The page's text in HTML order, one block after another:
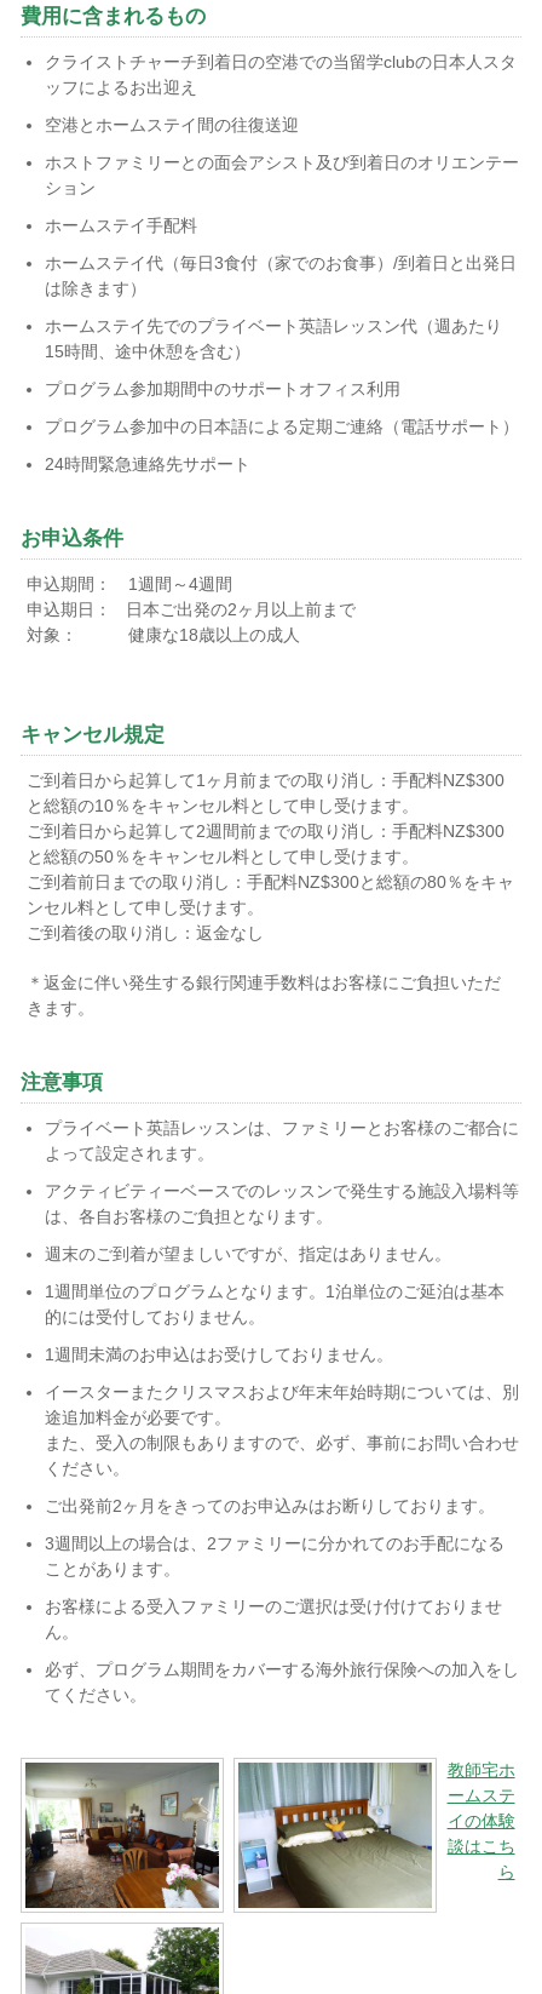
費用に含まれるもの
クライストチャーチ到着日の空港での当留学clubの日本人スタ
ッフによるお出迎え
空港とホームステイ間の往復送迎
ホストファミリーとの面会アシスト及び到着日のオリエンテー
ション
ホームステイ手配料
ホームステイ代（毎日3食付（家でのお食事）/到着日と出発日
は除きます）
ホームステイ先でのプライベート英語レッスン代（週あたり
15時間、途中休憩を含む）
プログラム参加期間中のサポートオフィス利用
プログラム参加中の日本語による定期ご連絡（電話サポート）
24時間緊急連絡先サポート
お申込条件
申込期間： 1週間～4週間
申込期日： 日本ご出発の2ヶ月以上前まで
対象： 健康な18歳以上の成人
キャンセル規定
ご到着日から起算して1ヶ月前までの取り消し：手配料NZ$300
と総額の10％をキャンセル料として申し受けます。
ご到着日から起算して2週間前までの取り消し：手配料NZ$300
と総額の50％をキャンセル料として申し受けます。
ご到着前日までの取り消し：手配料NZ$300と総額の80％をキャ
ンセル料として申し受けます。
ご到着後の取り消し：返金なし
＊返金に伴い発生する銀行関連手数料はお客様にご負担いただ
きます。
注意事項
プライベート英語レッスンは、ファミリーとお客様のご都合に
よって設定されます。
アクティビティーベースでのレッスンで発生する施設入場料等
は、各自お客様のご負担となります。
週末のご到着が望ましいですが、指定はありません。
1週間単位のプログラムとなります。1泊単位のご延泊は基本
的には受付しておりません。
1週間未満のお申込はお受けしておりません。
イースターまたクリスマスおよび年末年始時期については、別
途追加料金が必要です。
また、受入の制限もありますので、必ず、事前にお問い合わせ
ください。
ご出発前2ヶ月をきってのお申込みはお断りしております。
3週間以上の場合は、2ファミリーに分かれてのお手配になる
ことがあります。
お客様による受入ファミリーのご選択は受け付けておりませ
ん。
必ず、プログラム期間をカバーする海外旅行保険への加入をし
てください。
教師宅ホ
ームステ
イの体験
談はこち
ら